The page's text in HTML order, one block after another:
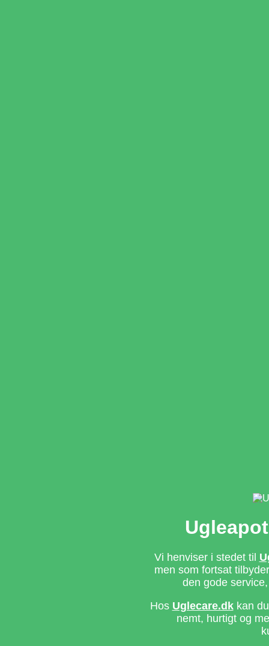
Vi henviser i stedet til
men som fortsat
den gode
Hos Uglecare.dkkan du
nemt, hurtigt og